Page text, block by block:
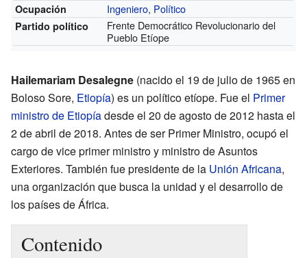
Ocupación
Ingeniero, Político
Partido político
Frente Democrático Revolucionario del
Pueblo Etíope
Hailemariam Desalegne (nacido el 19 de julio de 1965 en
Boloso Sore, Etiopía) es un político etíope. Fue el Primer
ministro de Etiopíadesde el 20 de agosto de 2012 hasta el
2 de abril de 2018. Antes de ser Primer Ministro, ocupó el
cargo de vice primer ministro y ministro de Asuntos
Exteriores. También fue presidente de la Unión Africana,
una organización que busca la unidad y el desarrollo de
los países de África.
Contenido